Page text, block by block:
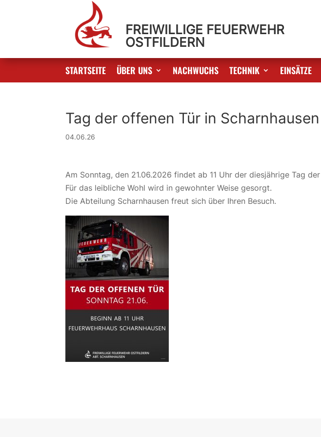
FREIWILLIGE FEUERWEHR
OSTFILDERN
STARTSEITE ÜBER UNS NACHWUCHS TECHNIK EINSÄTZE
Tag der offenen Tür in
04.06.26
Am Sonntag, den 21.06.2026 findet ab 11 Uhr der diesjährige Tag
Für das leibliche Wohl wird in gewohnter Weise gesorgt.
Die Abteilung Scharnhausen freut sich über Ihren Besuch.